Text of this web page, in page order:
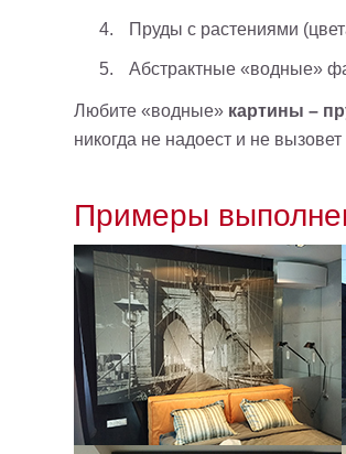
Пруды с растениями
Абстрактные «водные»
Любите «водные» картины –
никогда не надоест и не
Примеры